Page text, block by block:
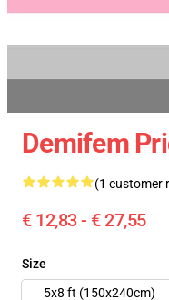
Demifem
(1 customer
€ 12,83 - € 27,55
Size
5x8 ft (150x240cm)